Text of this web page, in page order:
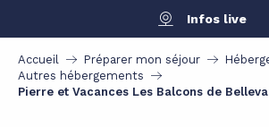
contenu
principal
Infos live
Accueil Préparer mon séjour
Autres hébergements
Pierre et Vacances Les Balcons de